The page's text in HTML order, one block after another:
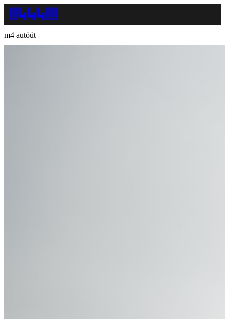
m4 autóút